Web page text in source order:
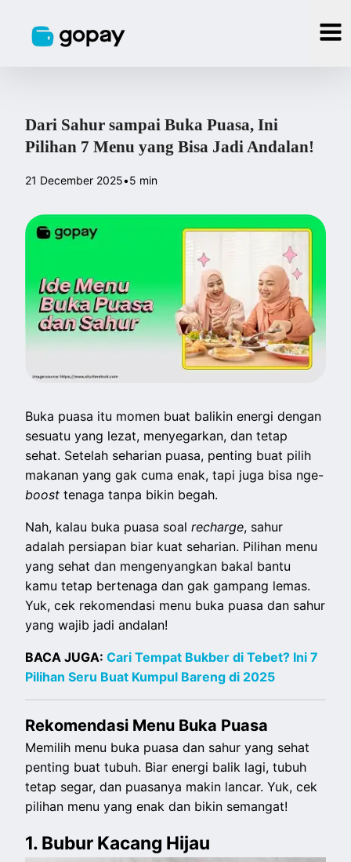
Dari Sahur sampai Buka Puasa, Ini
Pilihan 7 Menu yang Bisa Jadi Andalan!
21 December 2025•5 min
Buka puasa itu momen buat balikin energi dengan
sesuatu yang lezat, menyegarkan, dan tetap
sehat. Setelah seharian puasa, penting buat pilih
makanan yang gak cuma enak, tapi juga bisa nge-
boosttenaga tanpa bikin begah.
Nah, kalau buka puasa soalrecharge, sahur
adalah persiapan biar kuat seharian. Pilihan menu
yang sehat dan mengenyangkan bakal bantu
kamu tetap bertenaga dan gak gampang lemas.
Yuk, cek rekomendasi menu buka puasa dan sahur
yang wajib jadi andalan!
BACA JUGA:Cari Tempat Bukber di Tebet? Ini 7
Pilihan Seru Buat Kumpul Bareng di 2025
Rekomendasi Menu Buka Puasa
Memilih menu buka puasa dan sahur yang sehat
penting buat tubuh. Biar energi balik lagi, tubuh
tetap segar, dan puasanya makin lancar. Yuk, cek
pilihan menu yang enak dan bikin semangat!
1. Bubur Kacang Hijau